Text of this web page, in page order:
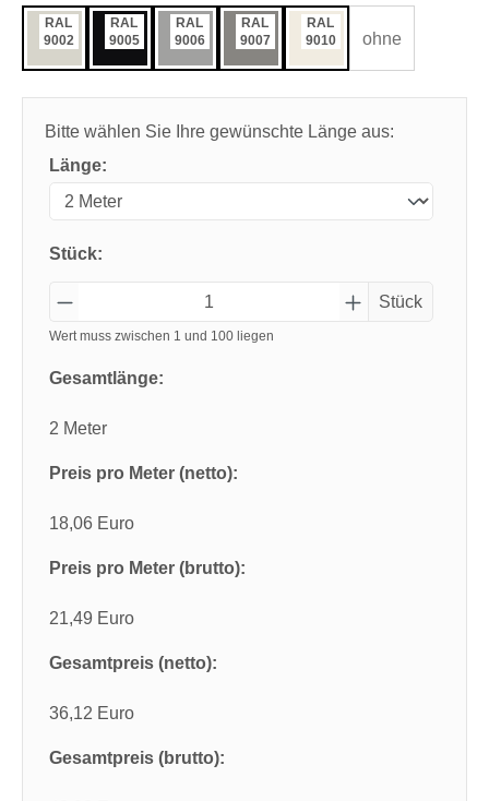
RAL
9002
RAL
9005
RAL
9006
RAL
9007
RAL
9010
ohne
Bitte wählen Sie Ihre gewünschte Länge aus:
Länge:
Stück:
Stück
Wert muss zwischen 1 und 100 liegen
Gesamtlänge:
2 Meter
Preis pro Meter (netto):
18,06 Euro
Preis pro Meter (brutto):
21,49 Euro
Gesamtpreis (netto):
36,12 Euro
Gesamtpreis (brutto):